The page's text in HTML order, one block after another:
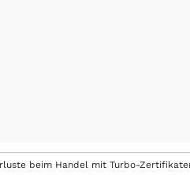
beim Handel mit Turbo-